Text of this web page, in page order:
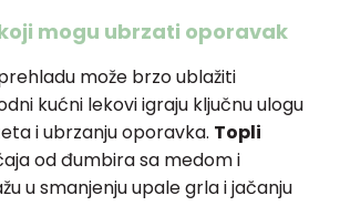
mogu ubrzati oporavak
može brzo ublažiti
kućni lekovi igraju ključnu ulogu
i ubrzanju oporavka. Topli
od đumbira sa medom i
u smanjenju upale grla i jačanju